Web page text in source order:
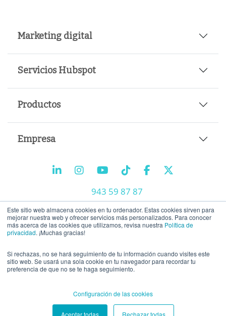
Este sitio web almacena cookies en tu ordenador. Estas cookies sirven para
mejorar nuestra web y ofrecer servicios más personalizados. Para conocer
más acerca de las cookies que utilizamos, revisa nuestra Política de
privacidad. ¡Muchas gracias!
Si rechazas, no se hará seguimiento de tu información cuando visites este
sitio web. Se usará una sola cookie en tu navegador para recordar tu
preferencia de que no se te haga seguimiento.
Configuración de las cookies
Aceptar todas Rechazar todas
Marketing digital
Servicios Hubspot
Productos
Empresa
943 59 87 87
info@tiralineas.digital
Trabaja con nosotros
Aviso legal - Política de privacidad -Política de cookies